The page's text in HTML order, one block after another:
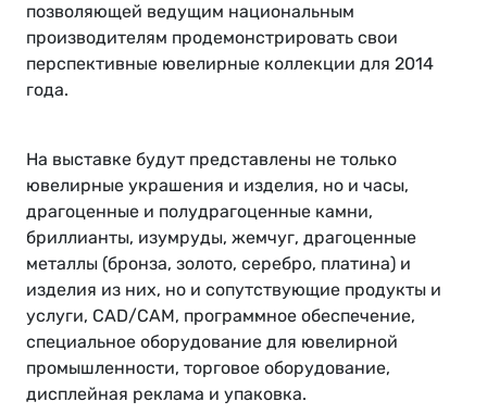
позволяющей ведущим национальным
производителям продемонстрировать свои
перспективные ювелирные коллекции для 2014
года.
На выставке будут представлены не только
ювелирные украшения и изделия, но и часы,
драгоценные и полудрагоценные камни,
бриллианты, изумруды, жемчуг, драгоценные
металлы (бронза, золото, серебро, платина) и
изделия из них, но и сопутствующие продукты и
услуги, CAD/CAM, программное обеспечение,
специальное оборудование для ювелирной
промышленности, торговое оборудование,
дисплейная реклама и упаковка.